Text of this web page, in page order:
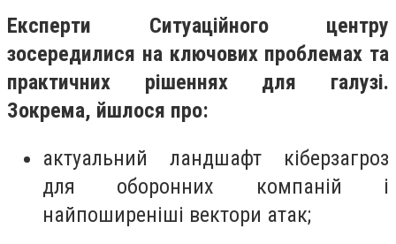
Експерти Ситуаційного центру
зосередилися на ключових проблемах та
практичних рішеннях для галузі.
Зокрема, йшлося про:
актуальний ландшафт кіберзагроз
для оборонних компаній і
найпоширеніші вектори атак;